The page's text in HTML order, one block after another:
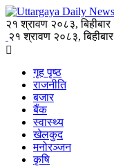
२१ श्रावण २०८३, बिहीबार
२१ श्रावण २०८३, बिहीबार
गृह पृष्ठ
राजनीति
बजार
बैंक
स्वास्थ्य
खेलकुद
मनोरञ्जन
कृषि